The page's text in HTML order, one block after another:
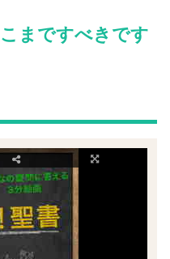
まですべきです